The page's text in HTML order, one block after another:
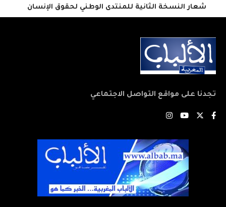
شعار النسخة الثانية للمنتدى الوطني لحقوق الإنسان
تجدنا على مواقع التواصل الاجتماعي